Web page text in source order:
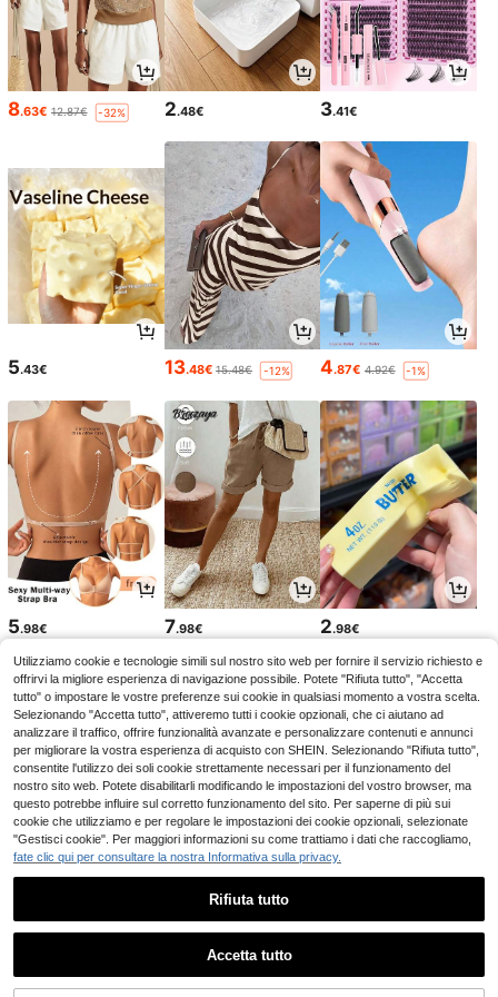
1
8.63€ 12.87€ -32% 2.48€ 3.41€
5.43€ 13.48€ 15.48€ -12% 4.87€ 4.92€ -1%
5.98€ 7.98€ 2.98€
2 3 2
Utilizziamo cookie e tecnologie simili sul nostro sito web per fornire il servizio richiesto e
offrirvi la migliore esperienza di navigazione possibile. Potete "Rifiuta tutto", "Accetta
tutto" o impostare le vostre preferenze sui cookie in qualsiasi momento a vostra scelta.
Selezionando "Accetta tutto", attiveremo tutti i cookie opzionali, che ci aiutano ad
analizzare il traffico, offrire funzionalità avanzate e personalizzare contenuti e annunci
per migliorare la vostra esperienza di acquisto con SHEIN. Selezionando "Rifiuta tutto",
consentite l'utilizzo dei soli cookie strettamente necessari per il funzionamento del
nostro sito web. Potete disabilitarli modificando le impostazioni del vostro browser, ma
questo potrebbe influire sul corretto funzionamento del sito. Per saperne di più sui
cookie che utilizziamo e per regolare le impostazioni dei cookie opzionali, selezionate
"Gestisci cookie". Per maggiori informazioni su come trattiamo i dati che raccogliamo,
fate clic qui per consultare la nostra Informativa sulla privacy.
Rifiuta tutto
Accetta tutto